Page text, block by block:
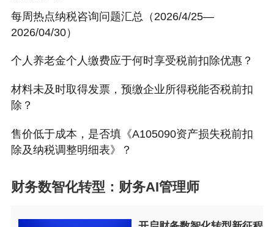
机构撤销、列入非正常经营户、破产公告等证明资
料）；（二）相关业务活动的合同或者协议；（三）
证明资料；（五）货物入库、出库内部凭证；（六）
项为必备资料。
解读
开发票的，无需发票也可合规税前扣除，但必须在汇
缴结束前集齐完整的证明资料，
核心要求如下：
每周热点纳税咨询问题汇总（2026/4/25—
2026/04/30）
个人养老金个人缴费应于何时享受税前扣除优惠？
材料未及时取得发票，预缴企业所得税能否税前扣
除？
售价低于成本，是否填《A105090资产损失税前扣
除及纳税调整明细表》？
财务数智化转型：财务AI管理师